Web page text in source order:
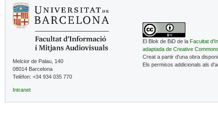
Melcior de Palau, 140
08014 Barcelona
Telèfon: +34 934 035 770
Intranet
El Blok de BiD de la Facultat
adaptada de Creative
Creat a partir d'una obra
Els permisos addicionals als